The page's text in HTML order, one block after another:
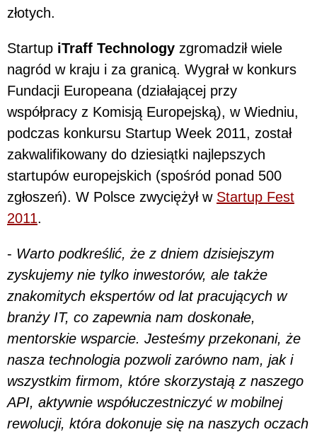
złotych.
Startup iTraff Technology zgromadził wiele
nagród w kraju i za granicą. Wygrał w konkurs
Fundacji Europeana (działającej przy
współpracy z Komisją Europejską), w Wiedniu,
podczas konkursu Startup Week 2011, został
zakwalifikowany do dziesiątki najlepszych
startupów europejskich (spośród ponad 500
zgłoszeń). W Polsce zwyciężył w Startup Fest
2011.
- Warto podkreślić, że z dniem dzisiejszym
zyskujemy nie tylko inwestorów, ale także
znakomitych ekspertów od lat pracujących w
branży IT, co zapewnia nam doskonałe,
mentorskie wsparcie. Jesteśmy przekonani, że
nasza technologia pozwoli zarówno nam, jak i
wszystkim firmom, które skorzystają z naszego
API, aktywnie współuczestniczyć w mobilnej
rewolucji, która dokonuje się na naszych oczach